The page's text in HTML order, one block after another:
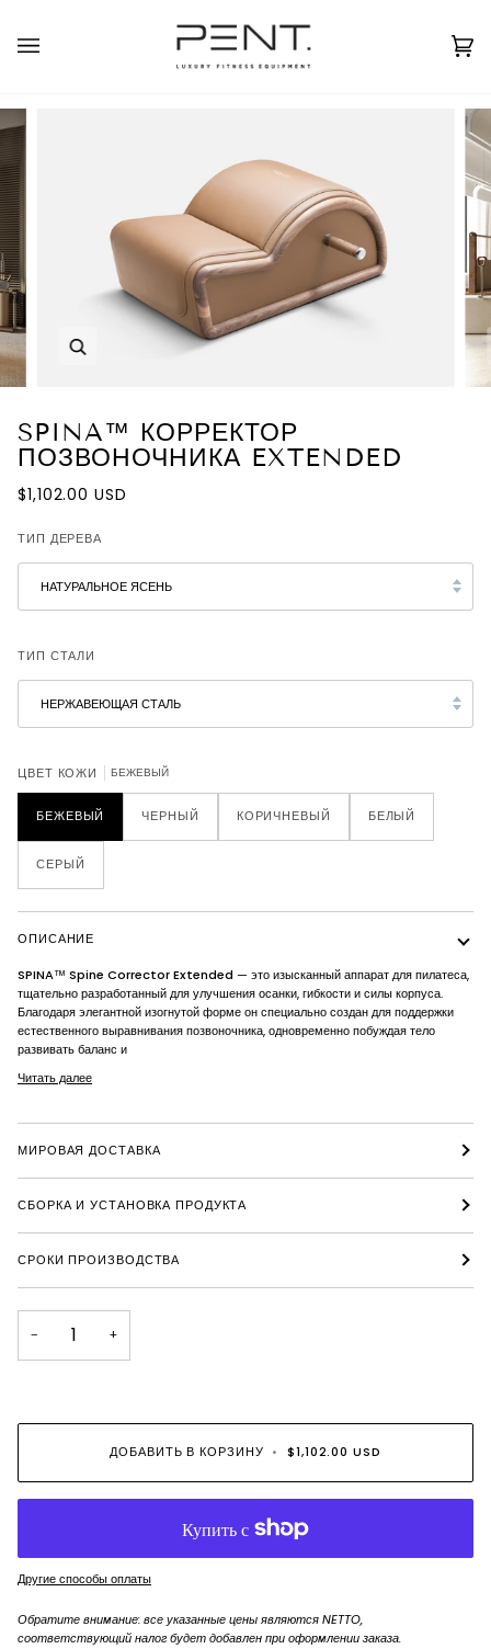
контенту
(0)
SPINA™ КОРРЕКТОР
ПОЗВОНОЧНИКА EXTENDED
$1,102.00 USD
ТИП ДЕРЕВА
НАТУРАЛЬНОЕ ЯСЕНЬ
ТИП СТАЛИ
НЕРЖАВЕЮЩАЯ СТАЛЬ
ЦВЕТ КОЖИ БЕЖЕВЫЙ
БЕЖЕВЫЙ ЧЕРНЫЙ КОРИЧНЕВЫЙ БЕЛЫЙ
СЕРЫЙ
ОПИСАНИЕ
SPINA™ Spine Corrector Extended — это изысканный аппарат для пилатеса,
тщательно разработанный для улучшения осанки, гибкости и силы корпуса.
Благодаря элегантной изогнутой форме он специально создан для поддержки
естественного выравнивания позвоночника, одновременно побуждая тело
развивать баланс и
Читать далее
МИРОВАЯ ДОСТАВКА
СБОРКА И УСТАНОВКА ПРОДУКТА
СРОКИ ПРОИЗВОДСТВА
− +
ДОБАВИТЬ В КОРЗИНУ • $1,102.00 USD
Другие способы оплаты
Обратите внимание: все указанные цены являются NETTO,
соответствующий налог будет добавлен при оформлении заказа.